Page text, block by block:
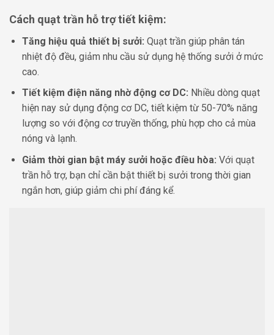
Cách quạt trần hỗ trợ tiết kiệm:
Tăng hiệu quả thiết bị sưởi: Quạt trần giúp phân tán
nhiệt độ đều, giảm nhu cầu sử dụng hệ thống sưởi ở mức
cao.
Tiết kiệm điện năng nhờ động cơ DC: Nhiều dòng quạt
hiện nay sử dụng động cơ DC, tiết kiệm từ 50-70% năng
lượng so với động cơ truyền thống, phù hợp cho cả mùa
nóng và lạnh.
Giảm thời gian bật máy sưởi hoặc điều hòa: Với quạt
trần hỗ trợ, bạn chỉ cần bật thiết bị sưởi trong thời gian
ngắn hơn, giúp giảm chi phí đáng kể.